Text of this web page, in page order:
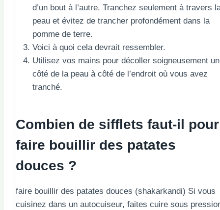
d’un bout à l’autre. Tranchez seulement à travers
peau et évitez de trancher profondément dans la
pomme de terre.
Voici à quoi cela devrait ressembler.
Utilisez vos mains pour décoller soigneusement un
côté de la peau à côté de l’endroit où vous avez
tranché.
Combien de sifflets faut-il pour
faire bouillir des patates
douces ?
faire bouillir des patates douces (shakarkandi) Si vous
cuisinez dans un autocuiseur, faites cuire sous